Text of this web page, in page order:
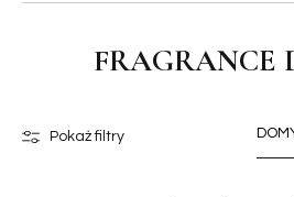
FRAGRANCE
Pokaż filtry